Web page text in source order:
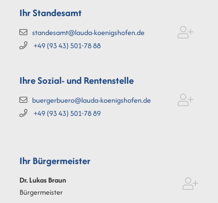
Ihr Standesamt
standesamt@lauda-koenigshofen.de
+49 (9343) 501-7888
Ihre Sozial- und Rentenstelle
buergerbuero@lauda-koenigshofen.de
+49 (9343) 501-7889
Ihr Bürgermeister
Dr. LukasBraun
Bürgermeister